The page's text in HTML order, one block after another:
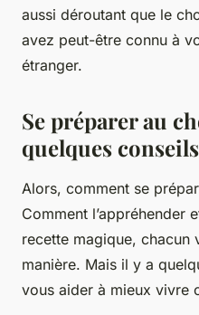
aussi déroutant que le
avez peut-être connu à
étranger.
Se préparer au
quelques conseils
Alors, comment se
Comment l’appréhender
recette magique, chacun
manière. Mais il y a
vous aider à mieux vivre